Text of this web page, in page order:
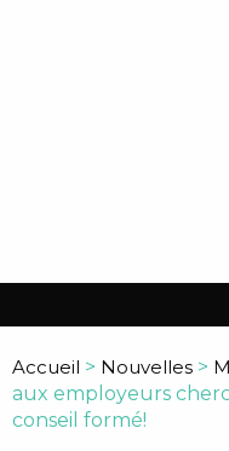
Accueil > Nouvelles >
aux employeurs
conseil formé!